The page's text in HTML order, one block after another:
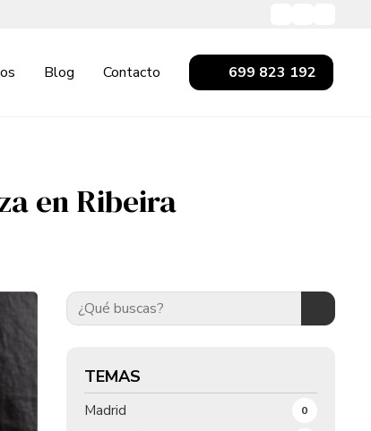
Blog Contacto 699 823 192
en Ribeira
TEMAS
Madrid 0